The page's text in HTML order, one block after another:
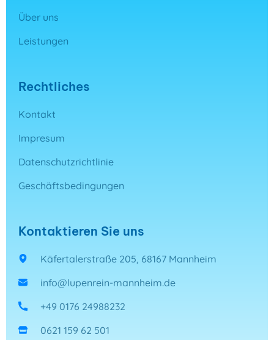
Über uns
Leistungen
Rechtliches
Kontakt
Impresum
Datenschutzrichtlinie
Geschäftsbedingungen
Kontaktieren Sie uns
Käfertalerstraße 205, 68167 Mannheim
info@lupenrein-mannheim.de
+49 0176 24988232
0621 159 62 501